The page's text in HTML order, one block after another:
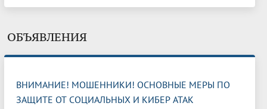
ОБЪЯВЛЕНИЯ
ВНИМАНИЕ! МОШЕННИКИ! ОСНОВНЫЕ МЕРЫ ПО
ЗАЩИТЕ ОТ СОЦИАЛЬНЫХ И КИБЕР АТАК